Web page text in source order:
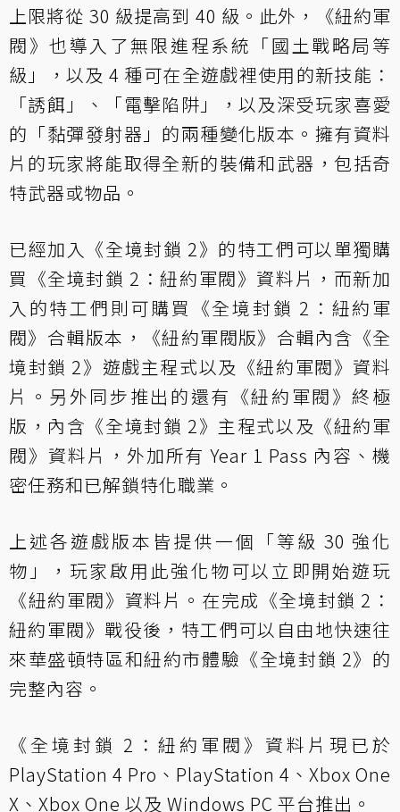
上限將從 30 級提高到 40 級。此外，《紐約軍
閥》也導入了無限進程系統「國土戰略局等
級」，以及 4 種可在全遊戲裡使用的新技能：
「誘餌」、「電擊陷阱」，以及深受玩家喜愛
的「黏彈發射器」的兩種變化版本。擁有資料
片的玩家將能取得全新的裝備和武器，包括奇
特武器或物品。
已經加入《全境封鎖 2》的特工們可以單獨購
買《全境封鎖 2：紐約軍閥》資料片，而新加
入的特工們則可購買《全境封鎖 2：紐約軍
閥》合輯版本，《紐約軍閥版》合輯內含《全
境封鎖 2》遊戲主程式以及《紐約軍閥》資料
片。另外同步推出的還有《紐約軍閥》終極
版，內含《全境封鎖 2》主程式以及《紐約軍
閥》資料片，外加所有 Year 1 Pass 內容、機
密任務和已解鎖特化職業。
上述各遊戲版本皆提供一個「等級 30 強化
物」，玩家啟用此強化物可以立即開始遊玩
《紐約軍閥》資料片。在完成《全境封鎖 2：
紐約軍閥》戰役後，特工們可以自由地快速往
來華盛頓特區和紐約市體驗《全境封鎖 2》的
完整內容。
《全境封鎖 2：紐約軍閥》資料片現已於
PlayStation 4 Pro、PlayStation 4、Xbox One
X、Xbox One 以及 Windows PC 平台推出。